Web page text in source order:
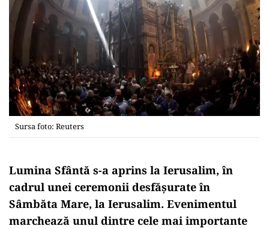
Sursa foto: Reuters
Lumina Sfântă s-a aprins la Ierusalim, în
cadrul unei ceremonii desfășurate în
Sâmbăta Mare, la Ierusalim. Evenimentul
marchează unul dintre cele mai importante